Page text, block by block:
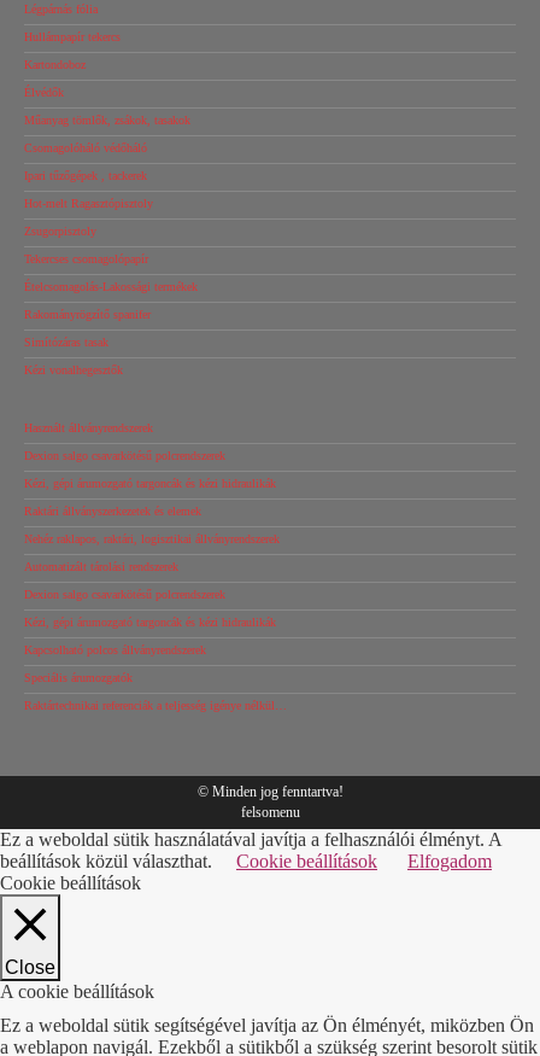
Légpárnás fólia
Hullámpapír tekercs
Kartondoboz
Élvédők
Műanyag tömlők, zsákok, tasakok
Csomagolóháló védőháló
Ipari tűzőgépek , tackerek
Hot-melt Ragasztópisztoly
Zsugorpisztoly
Tekercses csomagolópapír
Ételcsomagolás-Lakossági termékek
Rakományrögzítő spanifer
Simítózáras tasak
Kézi vonalhegesztők
Használt állványrendszerek
Dexion salgo csavarkötésű polcrendszerek
Kézi, gépi árumozgató targoncák és kézi hidraulikák
Raktári állványszerkezetek és elemek
Nehéz raklapos, raktári, logisztikai állványrendszerek
Automatizált tárolási rendszerek
Dexion salgo csavarkötésű polcrendszerek
Kézi, gépi árumozgató targoncák és kézi hidraulikák
Kapcsolható polcos állványrendszerek
Speciális árumozgatók
Raktártechnikai referenciák a teljesség igénye nélkül…
© Minden jog fenntartva!
felsomenu
Ez a weboldal sütik használatával javítja a felhasználói élményt. A
beállítások közül választhat.
Cookie beállítások
Elfogadom
Cookie beállítások
Close
A cookie beállítások
Ez a weboldal sütik segítségével javítja az Ön élményét, miközben Ön
a weblapon navigál. Ezekből a sütikből a szükség szerint besorolt sütik